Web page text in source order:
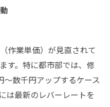
作業単価）が見直されて
す。特に都市部では、修
数千円アップするケース
は最新のレバーレートを